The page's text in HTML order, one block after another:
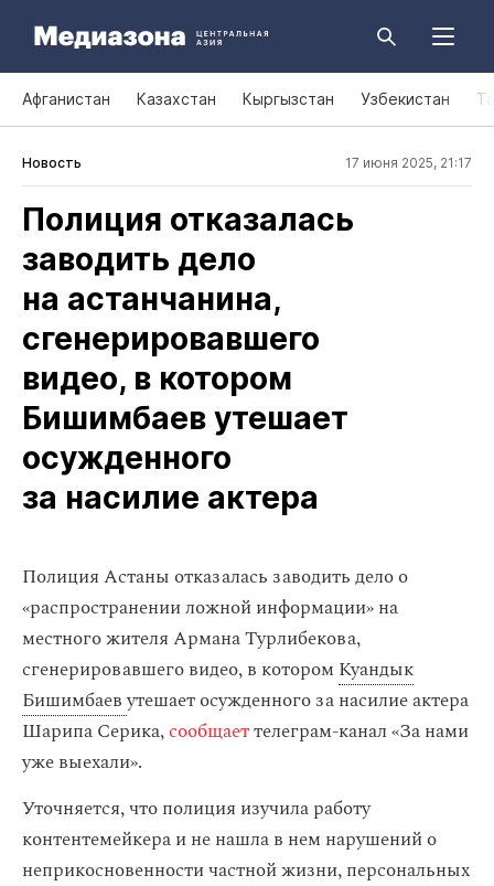
Афганистан Казахстан Кыргызстан Узбекистан
Новость 17 июня 2025, 21:17
Полиция отказалась
заводить дело
на астанчанина,
сгенерировавшего
видео, в котором
Бишимбаев утешает
осужденного
за насилие актера
Полиция Астаны отказалась заводить дело о
«распространении ложной информации» на
местного жителя Армана Турлибекова,
сгенерировавшего видео, в котором Куандык
Бишимбаевутешает осужденного за насилие актера
Шарипа Серика,сообщаеттелеграм-канал «За нами
уже выехали».
Уточняется, что полиция изучила работу
контентемейкера и не нашла в нем нарушений о
неприкосновенности частной жизни, персональных